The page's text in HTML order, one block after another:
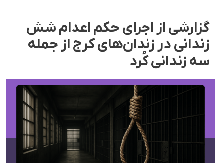
گزارشی از اجرای حکم اعدام شش
زندانی در زندان‌های کرج از جمله
سه زندانی کُرد